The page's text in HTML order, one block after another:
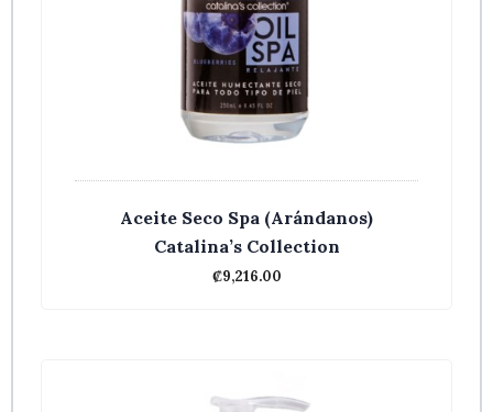
Aceite Seco Spa (Arándanos)
Catalina’s Collection
₡9,216.00